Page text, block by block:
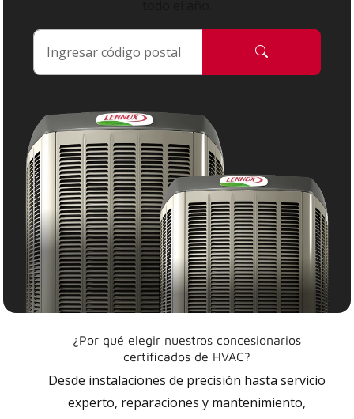
¿Por qué elegir nuestros concesionarios
certificados de HVAC?
Desde instalaciones de precisión hasta servicio
experto, reparaciones y mantenimiento,